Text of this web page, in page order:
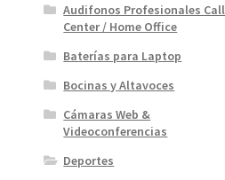
Audifonos Profesionales Call
Center / Home Office
Baterías para Laptop
Bocinas y Altavoces
Cámaras Web &
Videoconferencias
Deportes